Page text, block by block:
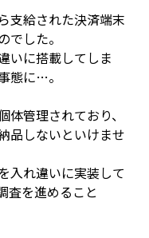
支給された決済端末
した。
いに搭載してしま
態に…。
管理されており、
品しないといけませ
入れ違いに実装して
査を進めること